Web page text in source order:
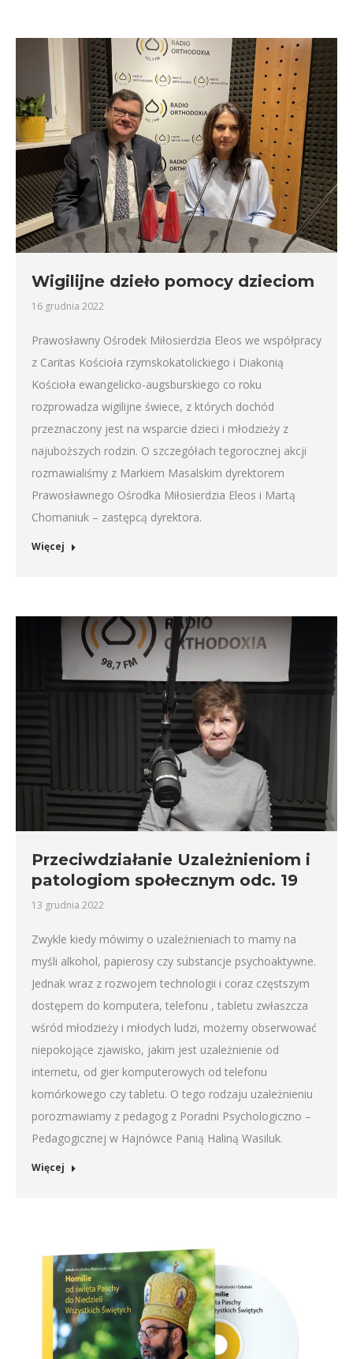
Wigilijne dzieło pomocy dzieciom
16 grudnia 2022
Prawosławny Ośrodek Miłosierdzia Eleos we współpracy
z Caritas Kościoła rzymskokatolickiego i Diakonią
Kościoła ewangelicko-augsburskiego co roku
rozprowadza wigilijne świece, z których dochód
przeznaczony jest na wsparcie dzieci i młodzieży z
najuboższych rodzin. O szczegółach tegorocznej akcji
rozmawialiśmy z Markiem Masalskim dyrektorem
Prawosławnego Ośrodka Miłosierdzia Eleos i Martą
Chomaniuk – zastępcą dyrektora.
Więcej
Przeciwdziałanie Uzależnieniom i
patologiom społecznym odc. 19
13 grudnia 2022
Zwykle kiedy mówimy o uzależnieniach to mamy na
myśli alkohol, papierosy czy substancje psychoaktywne.
Jednak wraz z rozwojem technologii i coraz częstszym
dostępem do komputera, telefonu , tabletu zwłaszcza
wśród młodzieży i młodych ludzi, możemy obserwować
niepokojące zjawisko, jakim jest uzależnienie od
internetu, od gier komputerowych od telefonu
komórkowego czy tabletu. O tego rodzaju uzależnieniu
porozmawiamy z pedagog z Poradni Psychologiczno –
Pedagogicznej w Hajnówce Panią Haliną Wasiluk.
Więcej